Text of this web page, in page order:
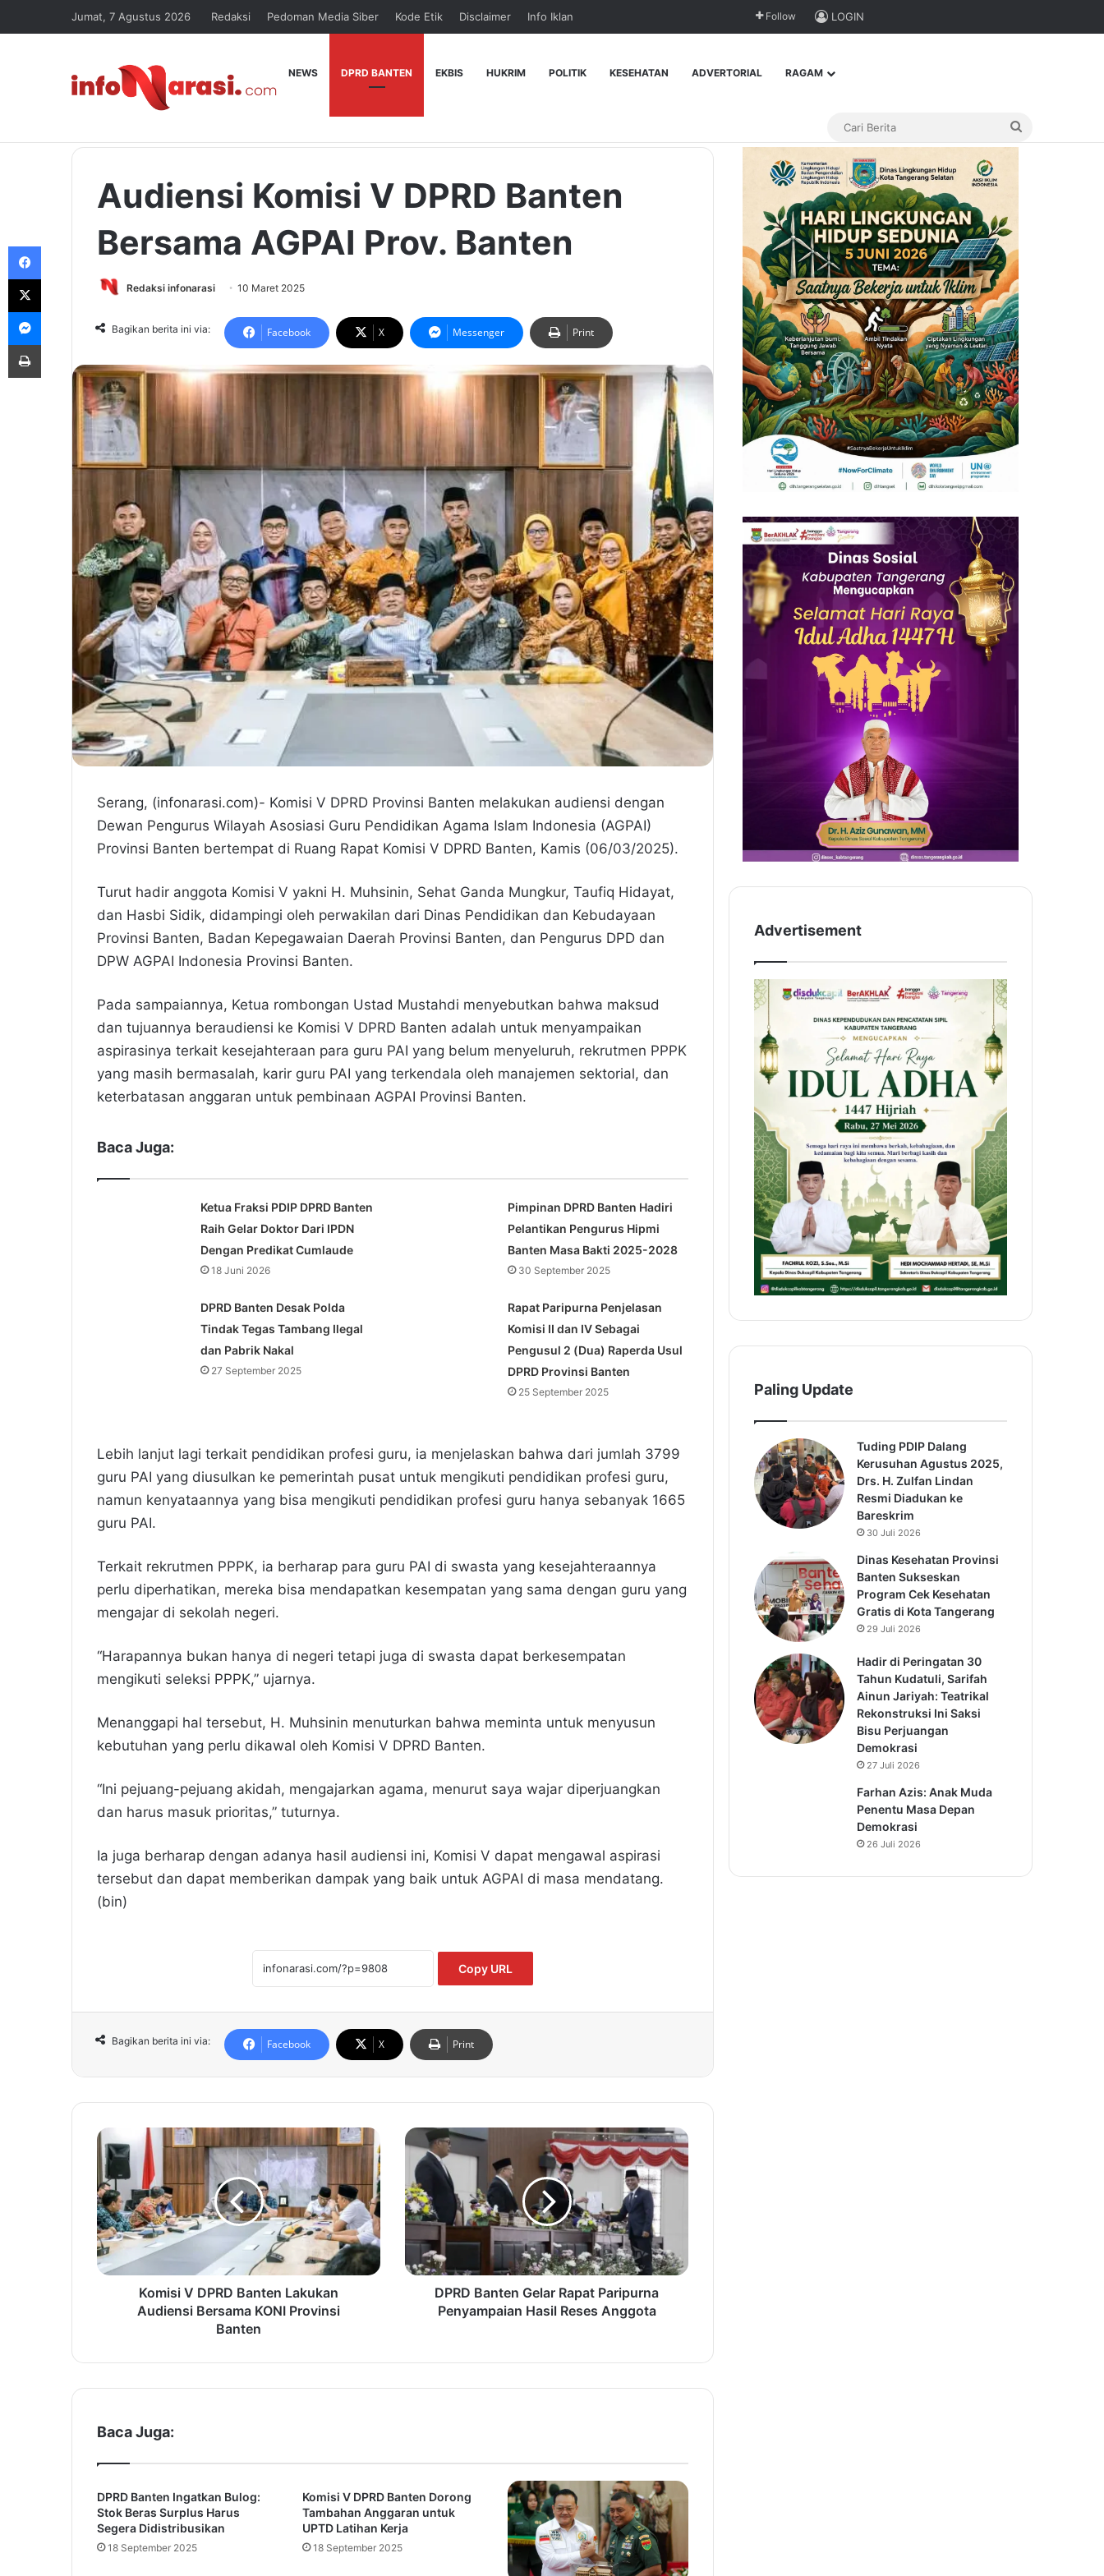
Jumat, 7 Agustus 2026 Redaksi Pedoman Media Siber Kode Etik Disclaimer Info Iklan Follow LOGIN
NEWS DPRD BANTEN EKBIS HUKRIM POLITIK KESEHATAN ADVERTORIAL RAGAM
Audiensi Komisi V DPRD Banten
Bersama AGPAI Prov. Banten
Redaksi infonarasi 10 Maret 2025
Bagikan berita ini via: Facebook X Messenger Print
Serang, (infonarasi.com)- Komisi V DPRD Provinsi Banten melakukan audiensi dengan
Dewan Pengurus Wilayah Asosiasi Guru Pendidikan Agama Islam Indonesia (AGPAI)
Provinsi Banten bertempat di Ruang Rapat Komisi V DPRD Banten, Kamis (06/03/2025).
Turut hadir anggota Komisi V yakni H. Muhsinin, Sehat Ganda Mungkur, Taufiq Hidayat,
dan Hasbi Sidik, didampingi oleh perwakilan dari Dinas Pendidikan dan Kebudayaan
Provinsi Banten, Badan Kepegawaian Daerah Provinsi Banten, dan Pengurus DPD dan
DPW AGPAI Indonesia Provinsi Banten.
Pada sampaiannya, Ketua rombongan Ustad Mustahdi menyebutkan bahwa maksud
dan tujuannya beraudiensi ke Komisi V DPRD Banten adalah untuk menyampaikan
aspirasinya terkait kesejahteraan para guru PAI yang belum menyeluruh, rekrutmen PPPK
yang masih bermasalah, karir guru PAI yang terkendala oleh manajemen sektorial, dan
keterbatasan anggaran untuk pembinaan AGPAI Provinsi Banten.
Baca Juga:
Ketua Fraksi PDIP DPRD Banten
Raih Gelar Doktor Dari IPDN
Dengan Predikat Cumlaude
18 Juni 2026
Pimpinan DPRD Banten Hadiri
Pelantikan Pengurus Hipmi
Banten Masa Bakti 2025-2028
30 September 2025
DPRD Banten Desak Polda
Tindak Tegas Tambang Ilegal
dan Pabrik Nakal
27 September 2025
Rapat Paripurna Penjelasan
Komisi II dan IV Sebagai
Pengusul 2 (Dua) Raperda Usul
DPRD Provinsi Banten
25 September 2025
Lebih lanjut lagi terkait pendidikan profesi guru, ia menjelaskan bahwa dari jumlah 3799
guru PAI yang diusulkan ke pemerintah pusat untuk mengikuti pendidikan profesi guru,
namun kenyataannya yang bisa mengikuti pendidikan profesi guru hanya sebanyak 1665
guru PAI.
Terkait rekrutmen PPPK, ia berharap para guru PAI di swasta yang kesejahteraannya
perlu diperhatikan, mereka bisa mendapatkan kesempatan yang sama dengan guru yang
mengajar di sekolah negeri.
“Harapannya bukan hanya di negeri tetapi juga di swasta dapat berkesempatan
mengikuti seleksi PPPK,” ujarnya.
Menanggapi hal tersebut, H. Muhsinin menuturkan bahwa meminta untuk menyusun
kebutuhan yang perlu dikawal oleh Komisi V DPRD Banten.
“Ini pejuang-pejuang akidah, mengajarkan agama, menurut saya wajar diperjuangkan
dan harus masuk prioritas,” tuturnya.
Ia juga berharap dengan adanya hasil audiensi ini, Komisi V dapat mengawal aspirasi
tersebut dan dapat memberikan dampak yang baik untuk AGPAI di masa mendatang.
(bin)
Copy URL
Bagikan berita ini via: Facebook X Print
K
o
m
i
s
i
V
D
P
n
L
k
k
a
n
A
Komisi V DPRD Banten Lakukan
Audiensi Bersama KONI Provinsi
Banten
D
D
B
a
n
e
a
t
a
r
i
DPRD Banten Gelar Rapat Paripurna
Penyampaian Hasil Reses Anggota
Baca Juga:
DPRD Banten Ingatkan Bulog:
Stok Beras Surplus Harus
Segera Didistribusikan
18 September 2025
Komisi V DPRD Banten Dorong
Tambahan Anggaran untuk
UPTD Latihan Kerja
18 September 2025
Advertisement
Paling Update
Tuding PDIP Dalang
Kerusuhan Agustus 2025,
Drs. H. Zulfan Lindan
Resmi Diadukan ke
Bareskrim
30 Juli 2026
Dinas Kesehatan Provinsi
Banten Sukseskan
Program Cek Kesehatan
Gratis di Kota Tangerang
29 Juli 2026
Hadir di Peringatan 30
Tahun Kudatuli, Sarifah
Ainun Jariyah: Teatrikal
Rekonstruksi Ini Saksi
Bisu Perjuangan
Demokrasi
27 Juli 2026
Farhan Azis: Anak Muda
Penentu Masa Depan
Demokrasi
26 Juli 2026